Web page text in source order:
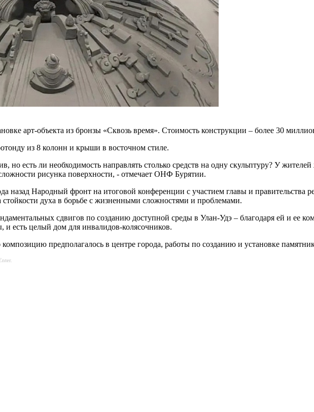
арт-объекта из бронзы «Сквозь время». Стоимость конструкции – более 30
из 8 колонн и крыши в восточном стиле.
но есть ли необходимость направлять столько средств на одну скульптуру? У
рисунка поверхности, - отмечает ОНФ Бурятии.
назад Народный фронт на итоговой конференции с участием главы и правительства
духа в борьбе с жизненными сложностями и проблемами.
сдвигов по созданию доступной среды в Улан-Удэ – благодаря ей и ее
есть целый дом для инвалидов-колясочников.
предполагалось в центре города, работы по созданию и установке